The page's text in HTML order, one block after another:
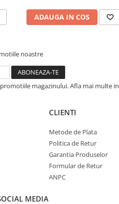
ADAUGA IN COS
noastre
magazinului. Afla mai multe in
CLIENTI
Metode de Plata
Politica de Retur
Garantia Produselor
Formular de Retur
ANPC
MEDIA